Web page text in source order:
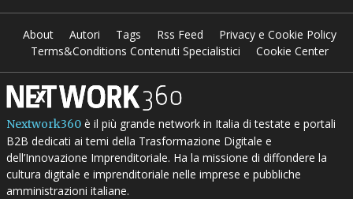
About Autori Tags Rss Feed
Privacy e Cookie Policy
Terms&Conditions Contenuti Specialistici
Cookie Center
Nextwork360è il più grande network in Italia di testate e portali
B2B dedicati ai temi della Trasformazione Digitale e
dell’Innovazione Imprenditoriale. Ha la missione di diffondere la
cultura digitale e imprenditoriale nelle imprese e pubbliche
amministrazioni italiane.